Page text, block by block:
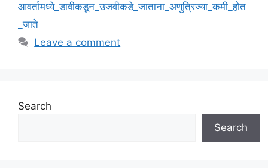
आवर्तामध्ये_डावीकडून_उजवीकडे_जाताना_अणुत्रिज्या_कमी_होत
_जाते
Leave a comment
Search
Search